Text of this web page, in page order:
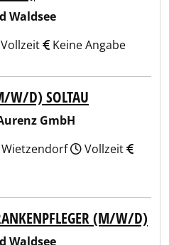
Waldsee
Vollzeit Keine Angabe
W/D) SOLTAU
GmbH
Wietzendorf
Vollzeit
(M/W/D)
Waldsee